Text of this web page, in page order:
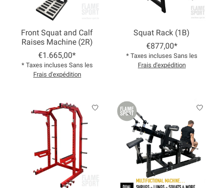
Front Squat and Calf
Raises Machine (2R)
€1.665,00*
* Taxes incluses Sans les
Frais d'expédition
Squat Rack (1B)
€877,00*
* Taxes incluses Sans les
Frais d'expédition